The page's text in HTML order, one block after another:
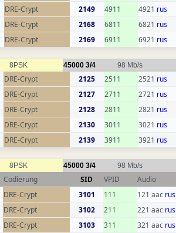
DRE-Crypt 2149 4911 4921 rus
DRE-Crypt 2168 6811 6821 rus
DRE-Crypt 2169 6911 6921 rus
8PSK 45000 3/4 98 Mb/s
DRE-Crypt 2125 2511 2521 rus
DRE-Crypt 2127 2711 2721 rus
DRE-Crypt 2128 2811 2821 rus
DRE-Crypt 2130 3011 3021 rus
DRE-Crypt 2139 3911 3921 rus
8PSK 45000 3/4 98 Mb/s
Codierung SID VPID Audio
DRE-Crypt 3101 111 121 aac rus
DRE-Crypt 3102 211 221 aac rus
DRE-Crypt 3103 311 321 aac rus